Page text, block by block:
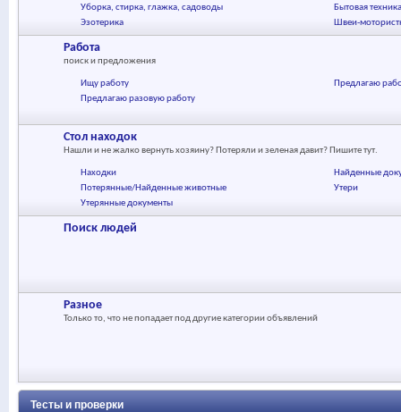
Уборка, стирка, глажка, садоводы
Бытовая
Эзотерика
Швеи-
Работа
поиск и предложения
Ищу работу
Предлагаю
Предлагаю разовую работу
Стол находок
Нашли и не жалко вернуть хозяину? Потеряли и зеленая давит? Пишите тут.
Находки
Найденные
Потерянные/Найденные животные
Утери
Утерянные документы
Поиск людей
Разное
Только то, что не попадает под другие категории объявлений
Тесты и проверки